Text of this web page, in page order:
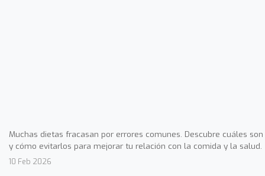
Muchas dietas fracasan por errores comunes. Descubre cuáles son
y cómo evitarlos para mejorar tu relación con la comida y la salud.
10 Feb 2026